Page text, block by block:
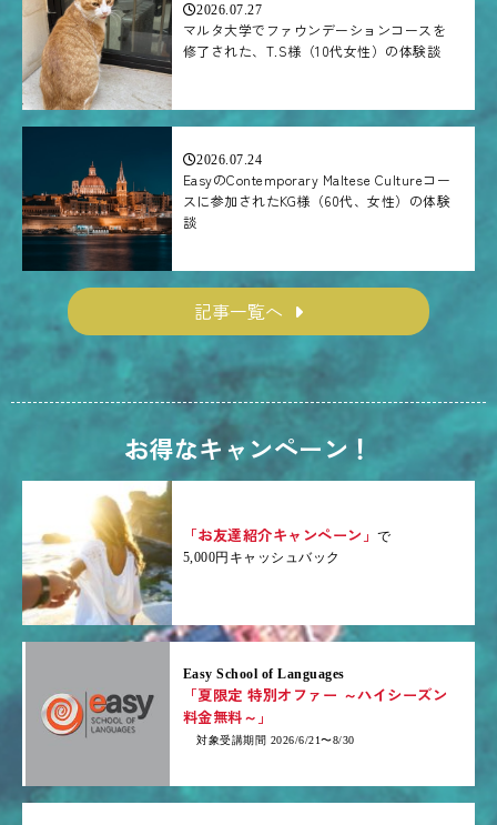
2026.07.27
マルタ大学でファウンデーションコースを
修了された、T.S様（10代女性）の体験談
2026.07.24
EasyのContemporary Maltese Cultureコー
スに参加されたKG様（60代、女性）の体験
談
記事一覧へ
お得なキャンペーン！
「お友達紹介キャンペーン」で
5,000円キャッシュバック
Easy School of Languages
「夏限定 特別オファー ～ハイシーズン
料金無料～」
対象受講期間 2026/6/21〜8/30